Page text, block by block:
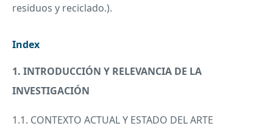
residuos y reciclado.).
Index
1. INTRODUCCIÓN Y RELEVANCIA DE LA
INVESTIGACIÓN
1.1. CONTEXTO ACTUALY ESTADO DELARTE